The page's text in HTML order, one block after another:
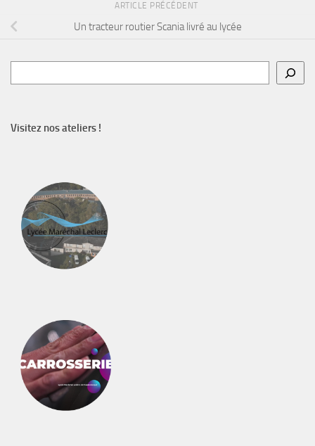
ARTICLE PRÉCÉDENT
Un tracteur routier Scania livré au lycée
Visitez nos ateliers !